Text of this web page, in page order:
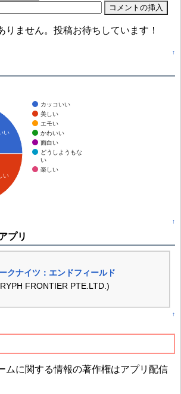
りません。投稿お待ちしています！
↑
カッコいい
美しい
エモい
かわいい
面白い
どうしようもな
い
楽しい
い
い
↑
プリ
クナイツ：エンドフィールド
FRONTIER PTE.LTD.)
↑
ムに関する情報の著作権はアプリ配信